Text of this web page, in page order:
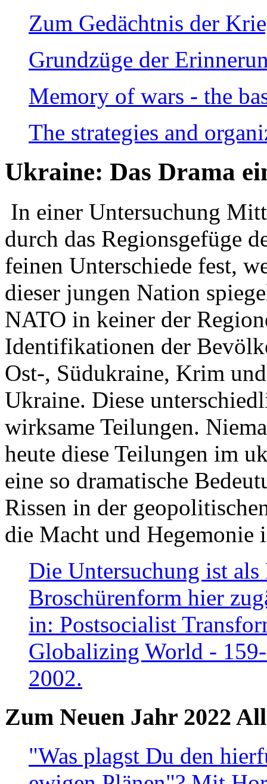
Zum Gedächtnis der
Grundzüge der
Memory of wars - the
The strategies and
Ukraine: Das Drama
In einer Untersuchung
durch das Regionsgefüge
feinen Unterschiede fest,
dieser jungen Nation
NATO in keiner der
Identifikationen der
Ost-, Südukraine, Krim
Ukraine. Diese
wirksame Teilungen.
heute diese Teilungen im
eine so dramatische
Rissen in der
die Macht und Hegemonie
Die Untersuchung ist
Broschürenform hier
in: Postsocialist
Globalizing World -
2002.
Zum Neuen Jahr 2022
"Was plagst Du den